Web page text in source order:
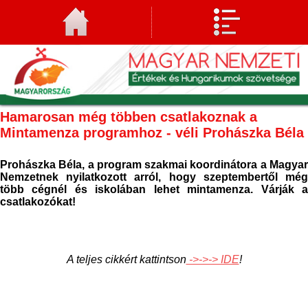
Hamarosan még többen csatlakoznak a
Mintamenza programhoz - véli Prohászka Béla
Prohászka Béla, a program szakmai koordinátora a Magyar
Nemzetnek nyilatkozott arról, hogy szeptembertől még
több cégnél és iskolában lehet mintamenza. Várják a
csatlakozókat!
A teljes cikkért kattintson->->-> IDE!